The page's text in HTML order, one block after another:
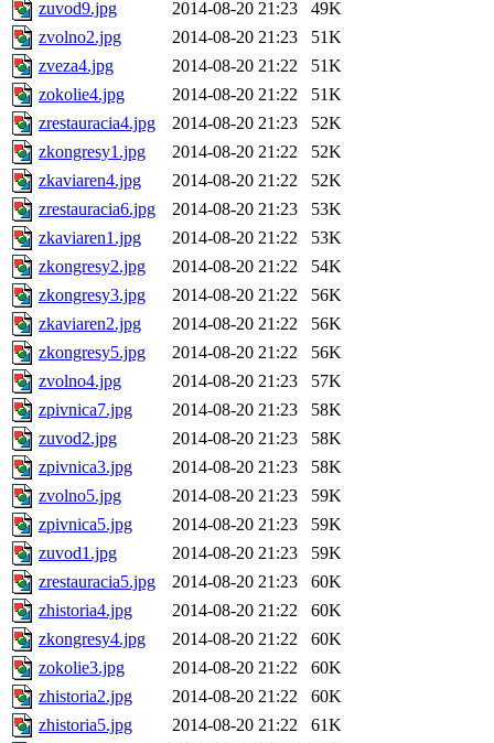
zuvod9.jpg 2014-08-20 21:23
49K
zvolno2.jpg
2014-08-20 21:23
51K
zveza4.jpg
2014-08-20 21:22
51K
zokolie4.jpg
2014-08-20 21:22
51K
zrestauracia4.jpg
2014-08-20 21:23
52K
zkongresy1.jpg
2014-08-20 21:22
52K
zkaviaren4.jpg
2014-08-20 21:22
52K
zrestauracia6.jpg
2014-08-20 21:23
53K
zkaviaren1.jpg
2014-08-20 21:22
53K
zkongresy2.jpg
2014-08-20 21:22
54K
zkongresy3.jpg
2014-08-20 21:22
56K
zkaviaren2.jpg
2014-08-20 21:22
56K
zkongresy5.jpg
2014-08-20 21:22
56K
zvolno4.jpg
2014-08-20 21:23
57K
zpivnica7.jpg
2014-08-20 21:23
58K
zuvod2.jpg
2014-08-20 21:23
58K
zpivnica3.jpg
2014-08-20 21:23
58K
zvolno5.jpg
2014-08-20 21:23
59K
zpivnica5.jpg
2014-08-20 21:23
59K
zuvod1.jpg
2014-08-20 21:23
59K
zrestauracia5.jpg
2014-08-20 21:23
60K
zhistoria4.jpg
2014-08-20 21:22
60K
zkongresy4.jpg
2014-08-20 21:22
60K
zokolie3.jpg
2014-08-20 21:22
60K
zhistoria2.jpg
2014-08-20 21:22
60K
zhistoria5.jpg
2014-08-20 21:22
61K